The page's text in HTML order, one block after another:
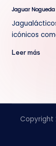
Publicado
Jaguar Nogueda
icónicos
Leer más
Copyright